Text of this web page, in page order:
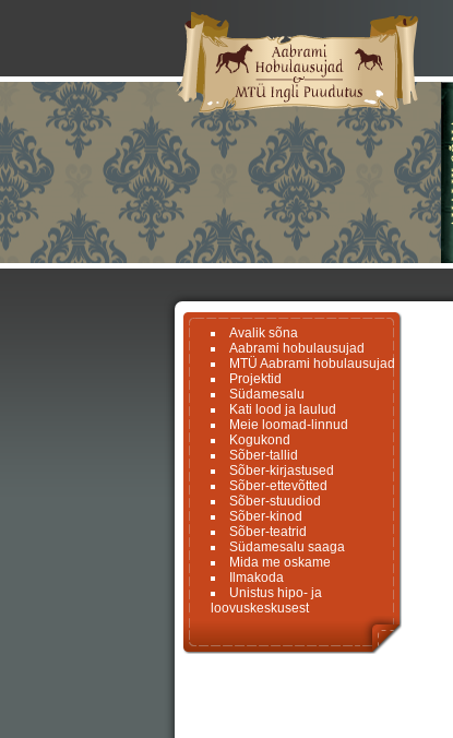
Avalik sõna
Aabrami hobulausujad
MTÜ Aabrami hobulausujad
Projektid
Südamesalu
Kati lood ja laulud
Meie loomad-linnud
Kogukond
Sõber-tallid
Sõber-kirjastused
Sõber-ettevõtted
Sõber-stuudiod
Sõber-kinod
Sõber-teatrid
Südamesalu saaga
Mida me oskame
Ilmakoda
Unistus hipo- ja
loovuskeskusest